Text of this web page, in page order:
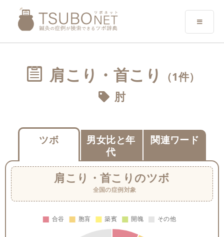
肩こり・首こり
（1件）
肘
ツボ
男女比と年
代
関連ワード
肩こり・首こり のツボ
全国の症例対象